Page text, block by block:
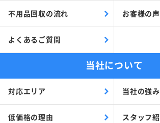
不用品回収の流れ お客様の声
よくあるご質問
当社について
対応エリア 当社の強み
低価格の理由 スタッフ